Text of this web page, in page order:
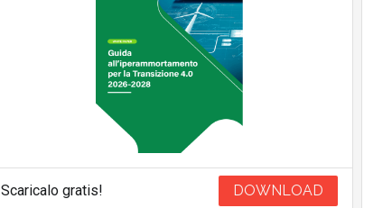
Scaricalo gratis! DOWNLOAD